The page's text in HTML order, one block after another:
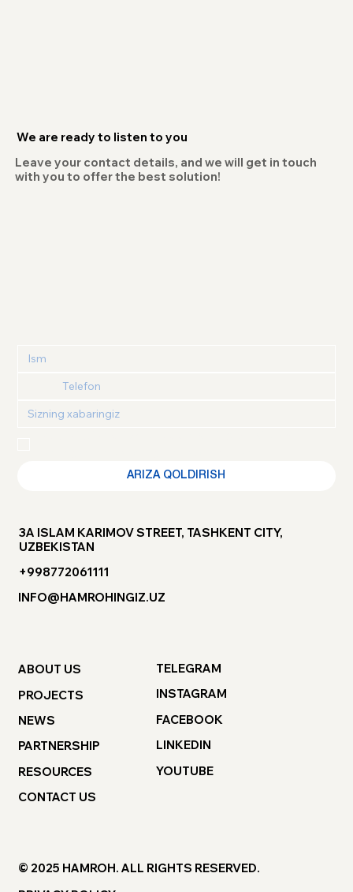
ARIZA QOLDIRISH
We are ready to listen to you
Leave your contact details, and we will get in touch
with you to offer the best solution!
3A ISLAM KARIMOV STREET, TASHKENT CITY,
UZBEKISTAN
+998772061111
INFO@HAMROHINGIZ.UZ
ABOUT US
PROJECTS
NEWS
PARTNERSHIP
RESOURCES
CONTACT US
TELEGRAM
INSTAGRAM
FACEBOOK
LINKEDIN
YOUTUBE
© 2025 HAMROH. ALL RIGHTS RESERVED.